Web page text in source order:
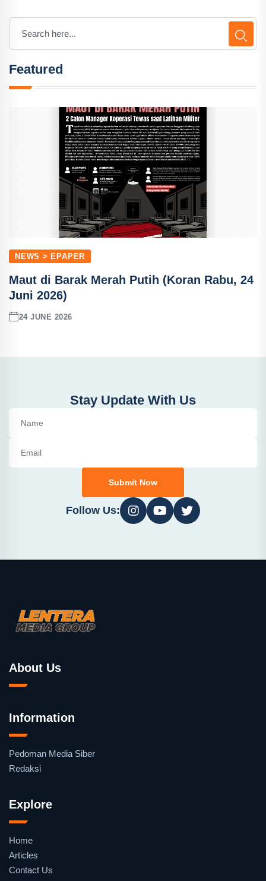
Featured
NEWS > EPAPER
Maut di Barak Merah Putih (Koran Rabu, 24
Juni 2026)
24 JUNE 2026
Stay Update With Us
Submit Now
Follow Us:
About Us
Information
Pedoman Media Siber
Redaksi
Explore
Home
Articles
Contact Us